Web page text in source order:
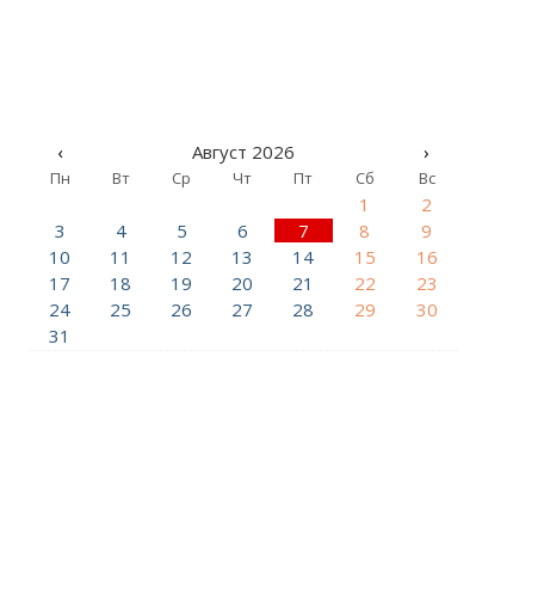
‹ Август 2026 ›
Пн Вт Ср Чт Пт Сб Вс
1
2
3
4 5 6 7 8
9
10
11 12 13 14 15
16
17
18 19 20 21 22
23
24
25 26 27 28 29
30
31